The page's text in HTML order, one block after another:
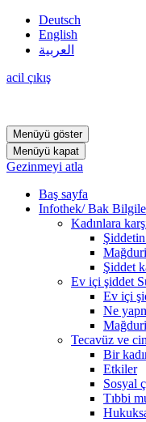
Deutsch
English
العربية
acil çıkış
Menüyü göster
Menüyü kapat
Gezinmeyi atla
Baş sayfa
Infothek/ Bak
Kadınlara
Şiddet
Ev içi şiddet
Ev içi
Ne
Tecavüz ve
Bir
Etkiler
Sosyal
Tıbbi